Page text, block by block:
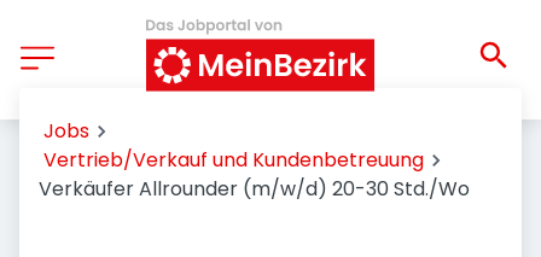
Jobs
Vertrieb/Verkauf und Kundenbetreuung
Verkäufer Allrounder (m/w/d) 20-30 Std./Wo